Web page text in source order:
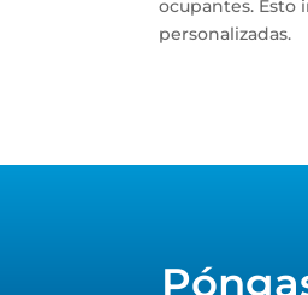
ocupantes. Esto
personalizadas.